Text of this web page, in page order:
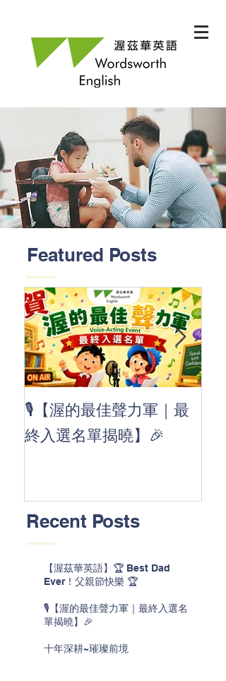
Featured Posts
🎙️【渥的最佳聲力軍｜最
終入選名單揭曉】🎉
Recent Posts
【渥茲華英語】🏆 Best Dad
Ever！父親節快樂 🏆
🎙️【渥的最佳聲力軍｜最終入選名
單揭曉】🎉
十年深耕~璀璨前境